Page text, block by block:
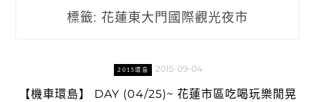
標籤: 花蓮東大門國際觀光夜市
2015環島 2015-09-04
【機車環島】 DAY (04/25)~ 花蓮市區吃喝玩樂閒晃